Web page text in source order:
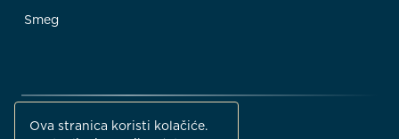
Smeg
Ova stranica koristi kolačiće.